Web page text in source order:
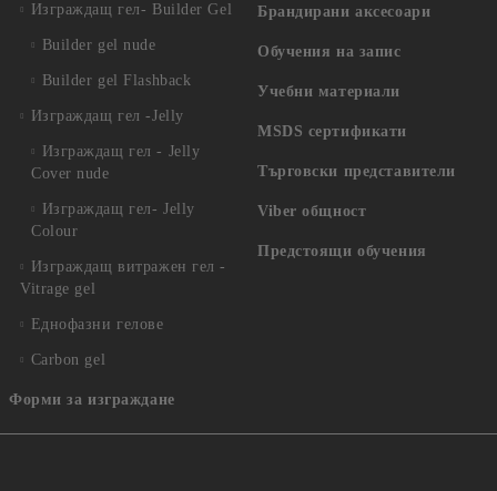
Изграждащ гел- Builder Gel
Builder gel nude
Builder gel Flashback
Изграждащ гел -Jelly
Изграждащ гел - Jelly
Cover nude
Изграждащ гел- Jelly
Colour
Изграждащ витражен гел -
Vitrage gel
Еднофазни гелове
Carbon gel
Форми за изграждане
Брандирани аксесоари
Обучения на запис
Учебни материали
MSDS сертификати
Търговски представители
Viber общност
Предстоящи обучения